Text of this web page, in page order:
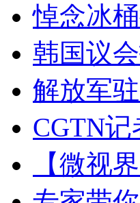
悼念冰
韩国议
解放军
CGTN
【微视